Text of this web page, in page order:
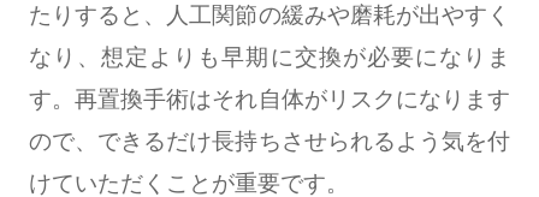
たりすると、人工関節の緩みや磨耗が出やすく
なり、想定よりも早期に交換が必要になりま
す。再置換手術はそれ自体がリスクになります
ので、できるだけ長持ちさせられるよう気を付
けていただくことが重要です。